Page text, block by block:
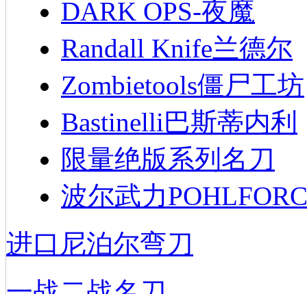
DARK OPS-夜魔
Randall Knife兰德尔
Zombietools僵尸工坊
Bastinelli巴斯蒂内利
限量绝版系列名刀
波尔武力
进口尼泊尔弯刀